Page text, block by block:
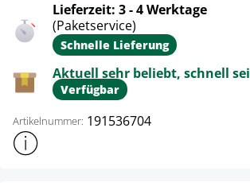
Lieferzeit: 3 - 4 Werktage
(Paketservice)
Schnelle Lieferung
Aktuell sehr beliebt, schnell
Verfügbar
Artikelnummer: 191536704
Weitere Produktinformationen anzeigen